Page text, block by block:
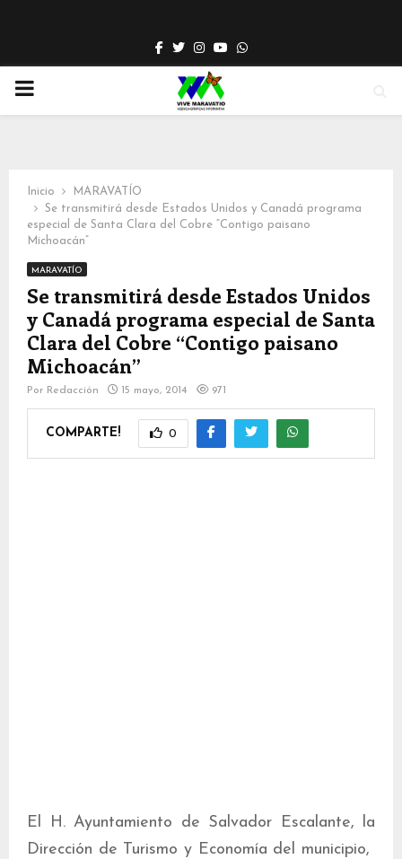
Facebook
TwitterInstagram
YoutubeWhatsapp
PRIMARY
Inicio
MARAVATÍO
Se transmitirá desde Estados Unidos y Canadá programa
especial de Santa Clara del Cobre “Contigo paisano
Michoacán”
MARAVATÍO
Se transmitirá desde Estados Unidos
y Canadá programa especial de Santa
Clara del Cobre “Contigo paisano
Michoacán”
Por Redacción 15 mayo, 2014 971
COMPARTE! 0
El H. Ayuntamiento de Salvador Escalante, la
Dirección de Turismo y Economía del municipio,